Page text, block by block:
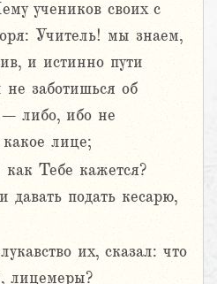
учеников своих с
Учитель! мы знаем,
и истинно пути
заботишься об
либо, ибо не
лице;
Тебе кажется?
давать подать кесарю,
их, сказал: что
лицемеры?